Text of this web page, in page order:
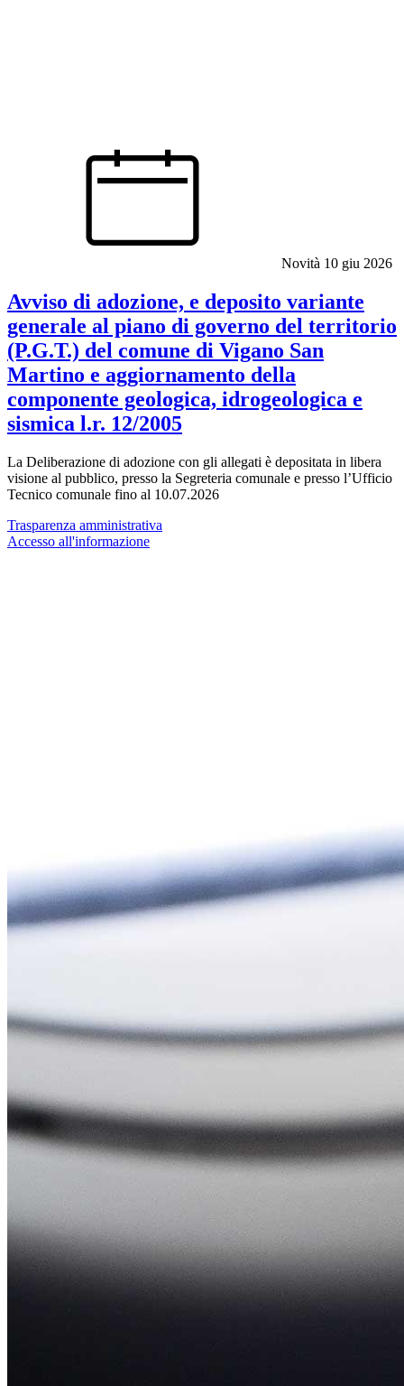
Novità 10 giu 2026
Avviso di adozione, e deposito variante
generale al piano di governo del territorio
(P.G.T.) del comune di Vigano San
Martino e aggiornamento della
componente geologica, idrogeologica e
sismica l.r. 12/2005
La Deliberazione di adozione con gli allegati è depositata in libera
visione al pubblico, presso la Segreteria comunale e presso l’Ufficio
Tecnico comunale fino al 10.07.2026
Trasparenza amministrativa
Accesso all'informazione